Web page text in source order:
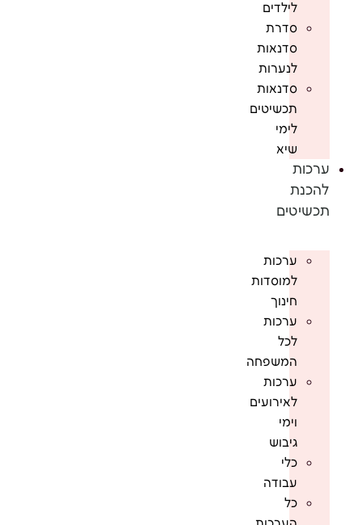
לילדים
סדרת
סדנאות
לנערות
סדנאות
תכשיטים
לימי
שיא
ערכות
להכנת
תכשיטים
ערכות
למוסדות
חינוך
ערכות
לכל
המשפחה
ערכות
לאירועים
וימי
גיבוש
כלי
עבודה
כל